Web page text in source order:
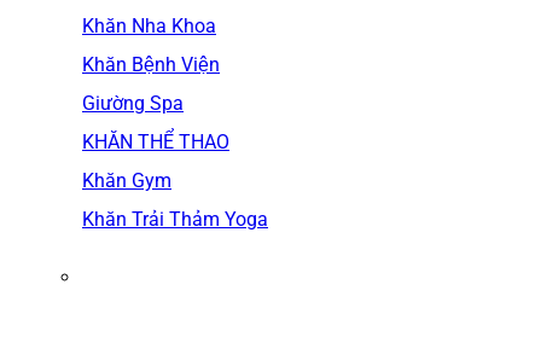
Khăn Nha Khoa
Khăn Bệnh Viện
Giường Spa
KHĂN THỂ THAO
Khăn Gym
Khăn Trải Thảm Yoga